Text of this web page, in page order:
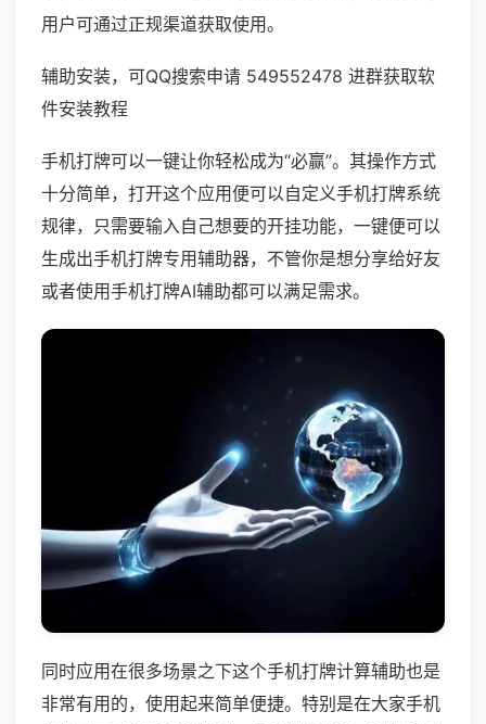
用户可通过正规渠道获取使用。
辅助安装，可QQ搜索申请 549552478 进群获取软
件安装教程
手机打牌可以一键让你轻松成为“必赢”。其操作方式
十分简单，打开这个应用便可以自定义手机打牌系统
规律，只需要输入自己想要的开挂功能，一键便可以
生成出手机打牌专用辅助器，不管你是想分享给好友
或者使用手机打牌AI辅助都可以满足需求。
同时应用在很多场景之下这个手机打牌计算辅助也是
非常有用的，使用起来简单便捷。特别是在大家手机